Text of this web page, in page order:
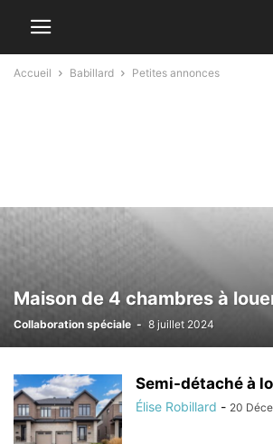
Accueil Babillard Petites annonces
Maison de 4 chambres à
Collaboration spéciale - 8 juillet 2024
Semi-détaché à
Élise Robillard - 20